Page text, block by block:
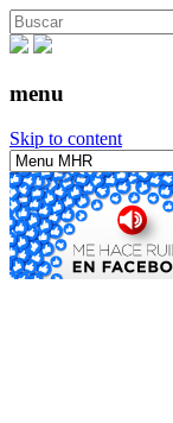
menu
Skip to content